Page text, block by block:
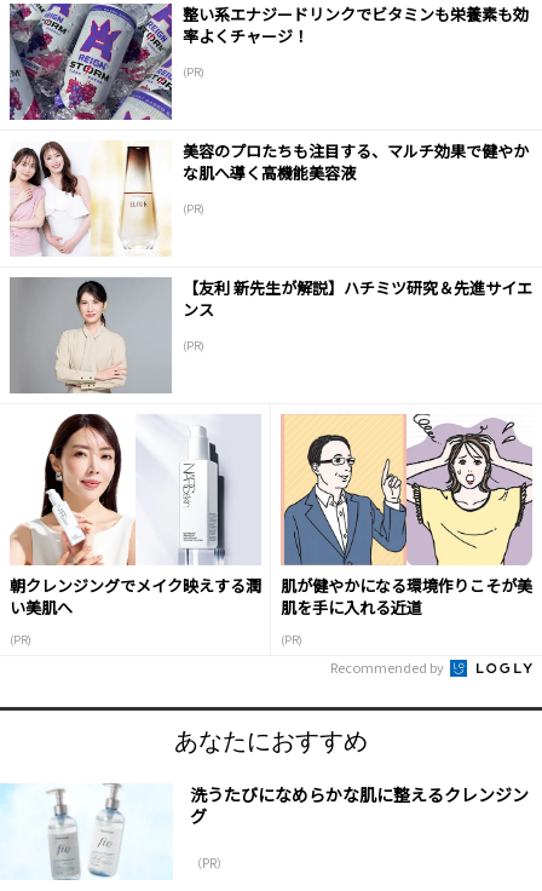
整い系エナジードリンクでビタミンも栄養素も効
率よくチャージ！
(PR)
美容のプロたちも注目する、マルチ効果で健やか
な肌へ導く高機能美容液
(PR)
【友利 新先生が解説】ハチミツ研究＆先進サイエ
ンス
(PR)
朝クレンジングでメイク映えする潤
い美肌へ
(PR)
肌が健やかになる環境作りこそが美
肌を手に入れる近道
(PR)
Recommended by
あなたにおすすめ
洗うたびになめらかな肌に整えるクレンジン
グ
（PR）